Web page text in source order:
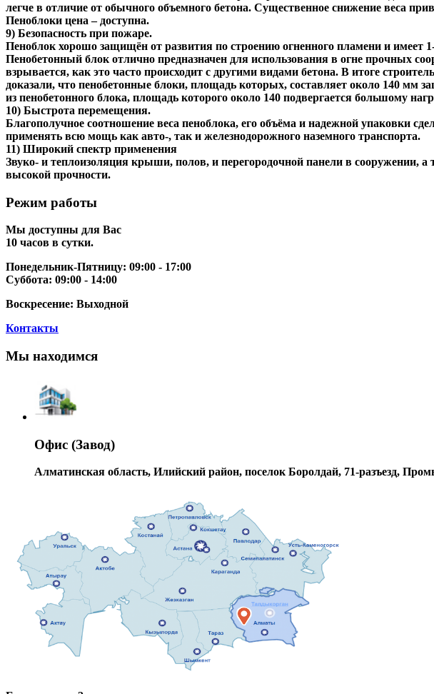
легче в отличие от обычного объемного бетона. Существенное снижение веса
Пеноблоки цена – доступна.
9) Безопасность при пожаре.
Пеноблок хорошо защищён от развития по строению огненного пламени и имеет
Пенобетонный блок отлично предназначен для использования в огне прочных
взрывается, как это часто происходит с другими видами бетона. В итоге
доказали, что пенобетонные блоки, площадь которых, составляет около 140
из пенобетонного блока, площадь которого около 140 подвергается большому
10) Быстрота перемещения.
Благополучное соотношение веса пеноблока, его объёма и надежной упаковки
применять всю мощь как авто-, так и железнодорожного наземного транспорта.
11) Широкий спектр применения
Звуко- и теплоизоляция крыши, полов, и перегородочной панели в сооружении,
высокой прочности.
Режим работы
Мы доступны для Вас
10 часов в сутки.
Понедельник-Пятницу: 09:00 - 17:00
Суббота: 09:00 - 14:00
Воскресение: Выходной
Контакты
Мы находимся
Офис (Завод)
Алматинская область, Илийский район, поселок Боролдай, 71-разъезд,